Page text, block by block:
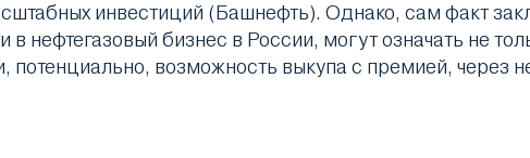
инвестиций (Башнефть). Однако, сам факт
нефтегазовый бизнес в России, могут означать не
возможность выкупа с премией, через